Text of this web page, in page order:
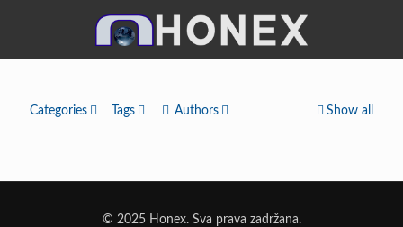
Categories Tags Authors Show all
© 2025 Honex. Sva prava zadržana.